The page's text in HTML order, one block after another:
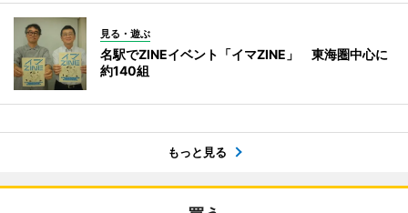
見る・遊ぶ
名駅でZINEイベント「イマZINE」 東海圏中心に
約140組
もっと見る